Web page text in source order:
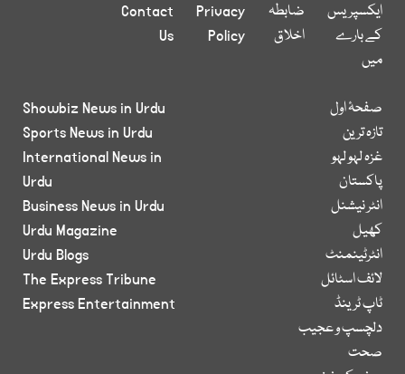
ایکسپریس
کے بارے
میں
ضابطہ
اخلاق
Privacy
Policy
Contact
Us
صفحۂ اول
تازہ ترین
غزہ لہو لہو
پاکستان
انٹر نیشنل
کھیل
انٹرٹینمنٹ
لائف اسٹائل
ٹاپ ٹرینڈ
دلچسپ و عجیب
صحت
Showbiz News in Urdu
Sports News in Urdu
International News in
Urdu
Business News in Urdu
Urdu Magazine
Urdu Blogs
The Express Tribune
Express Entertainment